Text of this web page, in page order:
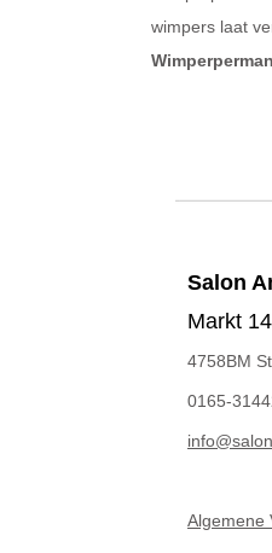
wimpers laat
Salon A
Markt 14
4758BM
0165-
Algemene